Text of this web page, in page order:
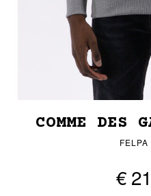
COMME DES
€